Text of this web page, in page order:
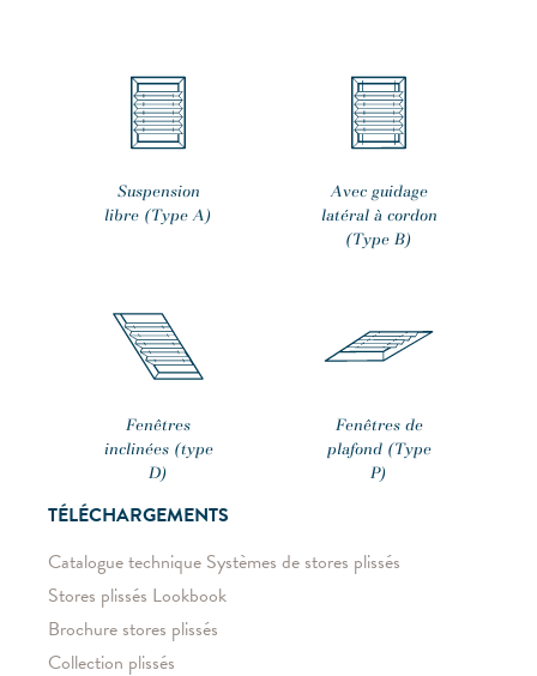
Suspension
libre (Type A)
Avec guidage
latéral à cordon
(Type B)
Fenêtres
inclinées (type
D)
Fenêtres de
plafond (Type
P)
TÉLÉCHARGEMENTS
Catalogue technique Systèmes de stores plissés
Stores plissés Lookbook
Brochure stores plissés
Collection plissés